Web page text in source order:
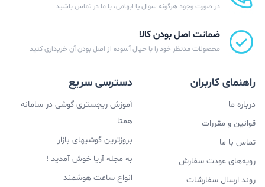
در صورت وجود هرگونه سوال یا ابهامی، با ما در تماس باشید
ضمانت اصل بودن کالا
محصولات مدنظر خود را با خیال آسوده از اصل بودن آن خریداری کنید
راهنمای کاربران
درباره ما
قوانین و مقررات
تماس با ما
رویه‌های عودت سفارش
روند ارسال سفارشات
دسترسی سریع
آموزش ریجستری گوشی در سامانه
همتا
بروزترین گوشیهای بازار
به مجله آریا خوش آمدید !
انواع ساعت هوشمند